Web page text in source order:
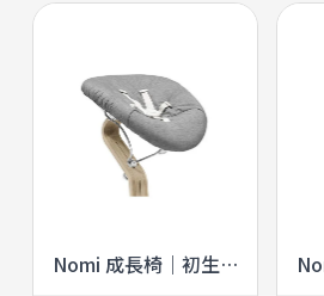
Nomi 成長椅｜初生